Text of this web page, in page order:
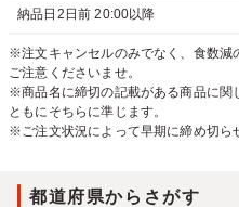
納品日2日前 20:00以降
※注文キャンセルのみでなく、食数減
ご注意くださいませ。
※商品名に締切の記載がある商品に関
ともにそちらに準じます。
※ご注文状況によって早期に締め切ら
都道府県からさがす